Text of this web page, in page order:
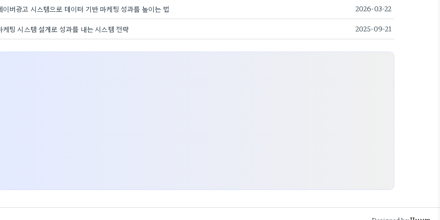
이버광고 시스템으로 데이터 기반 마케팅 성과를 높이는 법 2026-03-22
케팅 시스템 설계로 성과를 내는 시스템 전략 2025-09-21